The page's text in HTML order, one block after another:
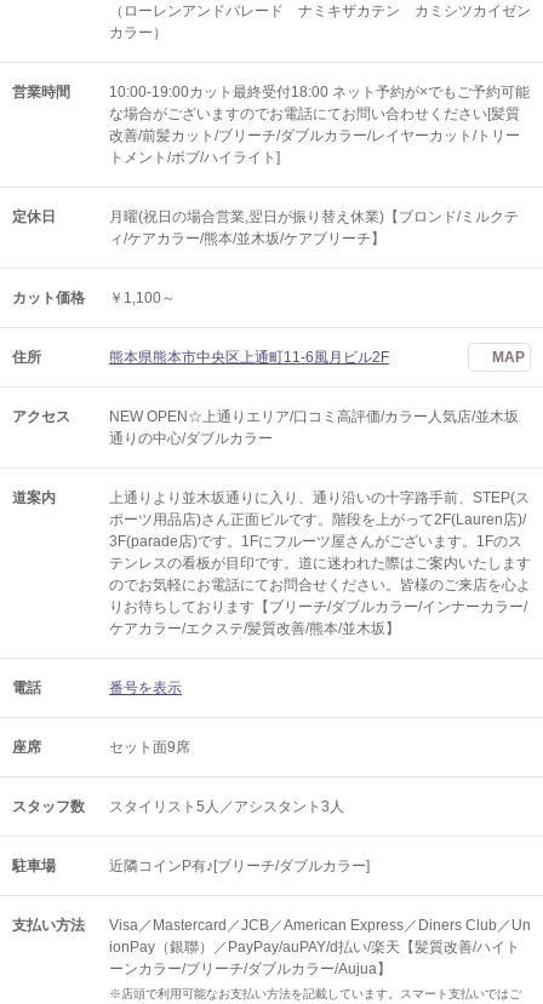
（ローレンアンドパレード ナミキザカテン カミシツカイゼン
カラー）
営業時間
10:00-19:00カット最終受付18:00 ネット予約が×でもご予約可能
な場合がございますのでお電話にてお問い合わせください[髪質
改善/前髪カット/ブリーチ/ダブルカラー/レイヤーカット/トリー
トメント/ボブ/ハイライト]
定休日
月曜(祝日の場合営業,翌日が振り替え休業)【ブロンド/ミルクテ
ィ/ケアカラー/熊本/並木坂/ケアブリーチ】
カット価格 ￥1,100～
住所 熊本県熊本市中央区上通町11-6風月ビル2F MAP
アクセス
NEW OPEN☆上通りエリア/口コミ高評価/カラー人気店/並木坂
通りの中心/ダブルカラー
道案内
上通りより並木坂通りに入り、通り沿いの十字路手前、STEP(ス
ポーツ用品店)さん正面ビルです。階段を上がって2F(Lauren店)/
3F(parade店)です。1Fにフルーツ屋さんがございます。1Fのス
テンレスの看板が目印です。道に迷われた際はご案内いたします
のでお気軽にお電話にてお問合せください。皆様のご来店を心よ
りお待ちしております【ブリーチ/ダブルカラー/インナーカラー/
ケアカラー/エクステ/髪質改善/熊本/並木坂】
電話 番号を表示
座席 セット面9席
スタッフ数 スタイリスト5人／アシスタント3人
駐車場 近隣コインP有♪[ブリーチ/ダブルカラー]
支払い方法
Visa／Mastercard／JCB／American Express／Diners Club／Un
ionPay（銀聯）／PayPay/auPAY/d払い/楽天【髪質改善/ハイト
ーンカラー/ブリーチ/ダブルカラー/Aujua】
※店頭で利用可能なお支払い方法を記載しています。スマート支払いではご